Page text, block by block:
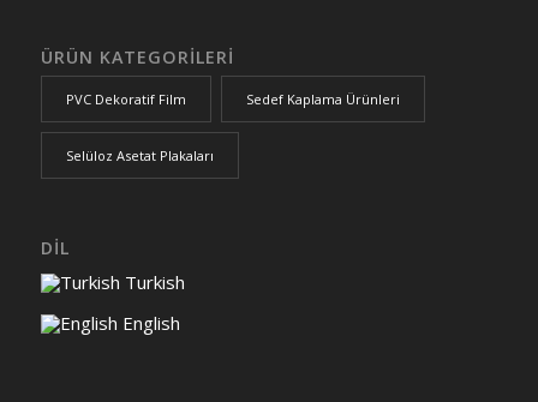
ÜRÜN KATEGORİLERİ
PVC Dekoratif Film Sedef Kaplama Ürünleri
Selüloz Asetat Plakaları
DİL
Turkish
English